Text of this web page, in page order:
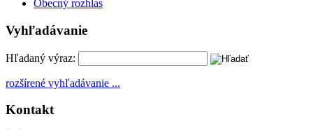
Obecný rozhlas
Vyhľadávanie
Hľadaný výraz:
rozšírené vyhľadávanie ...
Kontakt